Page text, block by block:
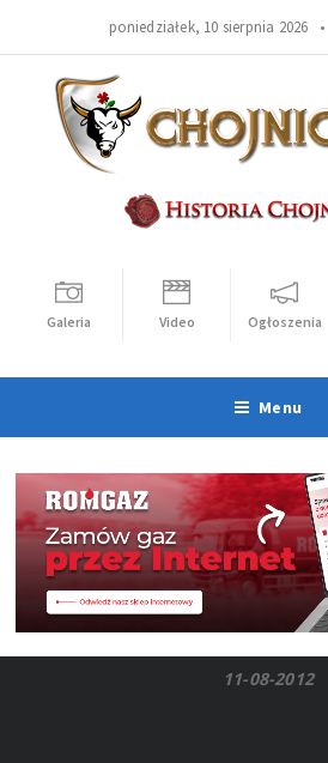
poniedziałek, 10 sierpnia 2026 •
Galeria Video Ogłoszenia
Menu
11-08-2012